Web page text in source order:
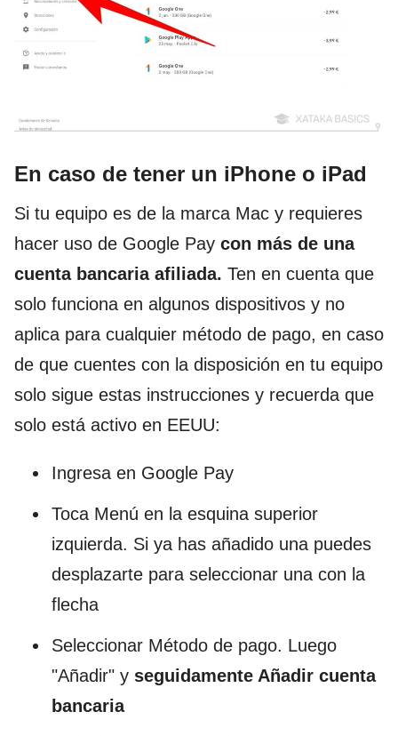
En caso de tener un iPhone o iPad
Si tu equipo es de la marca Mac y requieres
hacer uso de Google Pay con más de una
cuenta bancaria afiliada. Ten en cuenta que
solo funciona en algunos dispositivos y no
aplica para cualquier método de pago, en caso
de que cuentes con la disposición en tu equipo
solo sigue estas instrucciones y recuerda que
solo está activo en EEUU:
Ingresa en Google Pay
Toca Menú en la esquina superior
izquierda. Si ya has añadido una puedes
desplazarte para seleccionar una con la
flecha
Seleccionar Método de pago. Luego
"Añadir" y seguidamente Añadir cuenta
bancaria